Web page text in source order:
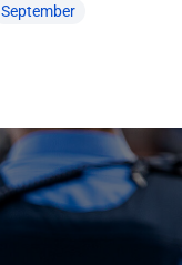
September